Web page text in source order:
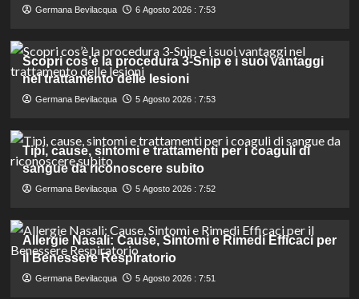
Germana Bevilacqua 6 Agosto 2026 : 7:53
Scopri cos’è la procedura 3-Snip e i suoi vantaggi
nel trattamento delle lesioni
Germana Bevilacqua 5 Agosto 2026 : 7:53
Tipi, cause, sintomi e trattamenti per i coaguli di
sangue da riconoscere subito
Germana Bevilacqua 5 Agosto 2026 : 7:52
Allergie Nasali: Cause, Sintomi e Rimedi Efficaci per
il Benessere Respiratorio
Germana Bevilacqua 5 Agosto 2026 : 7:51